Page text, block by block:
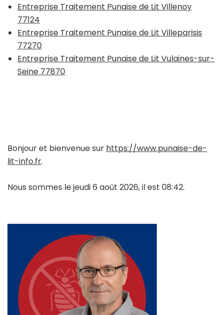
Entreprise Traitement Punaise de Lit Villenoy
77124
Entreprise Traitement Punaise de Lit Villeparisis
77270
Entreprise Traitement Punaise de Lit Vulaines-sur-
Seine 77870
Bonjour et bienvenue sur https://www.punaise-de-
lit-info.fr.
Nous sommes le jeudi 6 août 2026, il est 08:42.